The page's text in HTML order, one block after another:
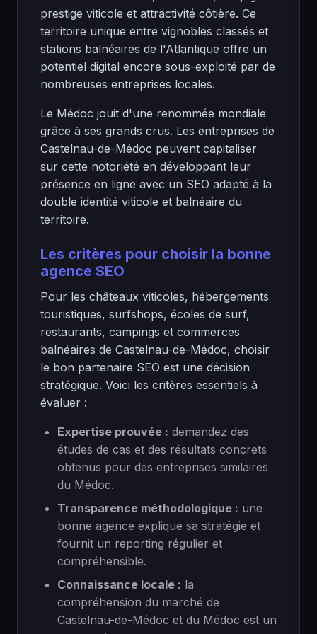
prestige viticole et attractivité côtière. Ce
territoire unique entre vignobles classés et
stations balnéaires de l'Atlantique offre un
potentiel digital encore sous-exploité par de
nombreuses entreprises locales.
Le Médoc jouit d'une renommée mondiale
grâce à ses grands crus. Les entreprises de
Castelnau-de-Médoc peuvent capitaliser
sur cette notoriété en développant leur
présence en ligne avec un SEO adapté à la
double identité viticole et balnéaire du
territoire.
Les critères pour choisir la bonne
agence SEO
Pour les châteaux viticoles, hébergements
touristiques, surfshops, écoles de surf,
restaurants, campings et commerces
balnéaires de Castelnau-de-Médoc, choisir
le bon partenaire SEO est une décision
stratégique. Voici les critères essentiels à
évaluer :
Expertise prouvée : demandez des
études de cas et des résultats concrets
obtenus pour des entreprises similaires
du Médoc.
Transparence méthodologique : une
bonne agence explique sa stratégie et
fournit un reporting régulier et
compréhensible.
Connaissance locale : la
compréhension du marché de
Castelnau-de-Médoc et du Médoc est un